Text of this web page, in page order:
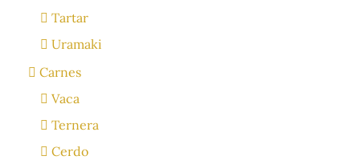
Tartar
Uramaki
Carnes
Vaca
Ternera
Cerdo